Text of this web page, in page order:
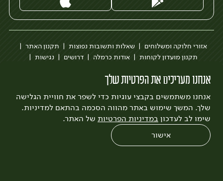
אנחנו מעריכים את הפרטיות שלך
אנחנו משתמשים בקבצי עוגיות כדי לשפר את חוויית הגלישה
שלך. המשך שימוש באתר מהווה הסכמה בהתאם למדיניות.
שימו לב לעדכון במדיניות הפרטיות של האתר.
אישור
אזורי חלוקה ומשלוחים שאלות ותשובות נפוצות
תקנון האתר
תקנון מועדון לקוחות
אודות כרמלה דרושים
נגישות
לצפייה בעדכון מדיניות פרטיות
עיצוב:3bears פיתוח:Quatro